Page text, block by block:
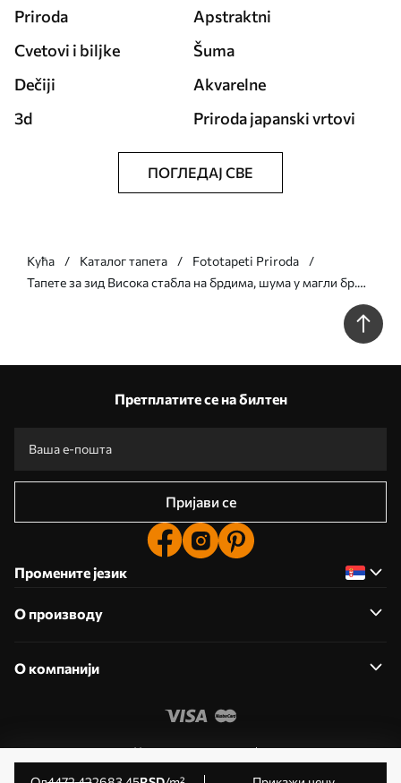
Priroda
Apstraktni
Cvetovi i biljke
Šuma
Dečiji
Akvarelne
3d
Priroda japanski vrtovi
ПОГЛЕДАЈ СВЕ
Кућа Каталог тапета
Fototapeti Priroda
Тапете за зид Висока стабла на брдима, шума у ​​магли бр.
Претплатите се на билтен
Пријави се
Промените језик
О производу
О компанији
Уредите дозволе колачића
© 2011- 2026 Uwalls . Сва права задржана. Управља KLW